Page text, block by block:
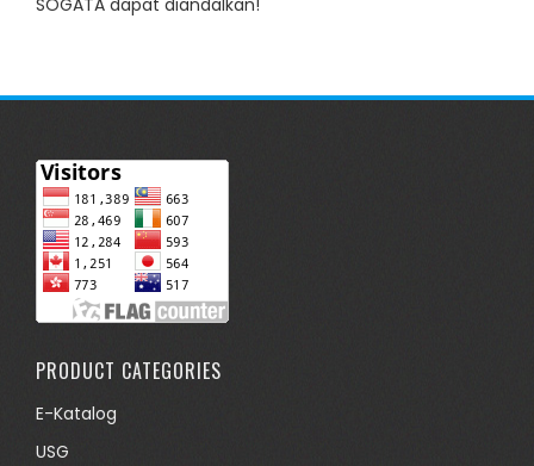
SOGATA dapat diandalkan!
PRODUCT CATEGORIES
E-Katalog
USG